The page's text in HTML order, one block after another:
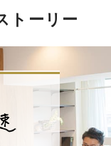
トーリー